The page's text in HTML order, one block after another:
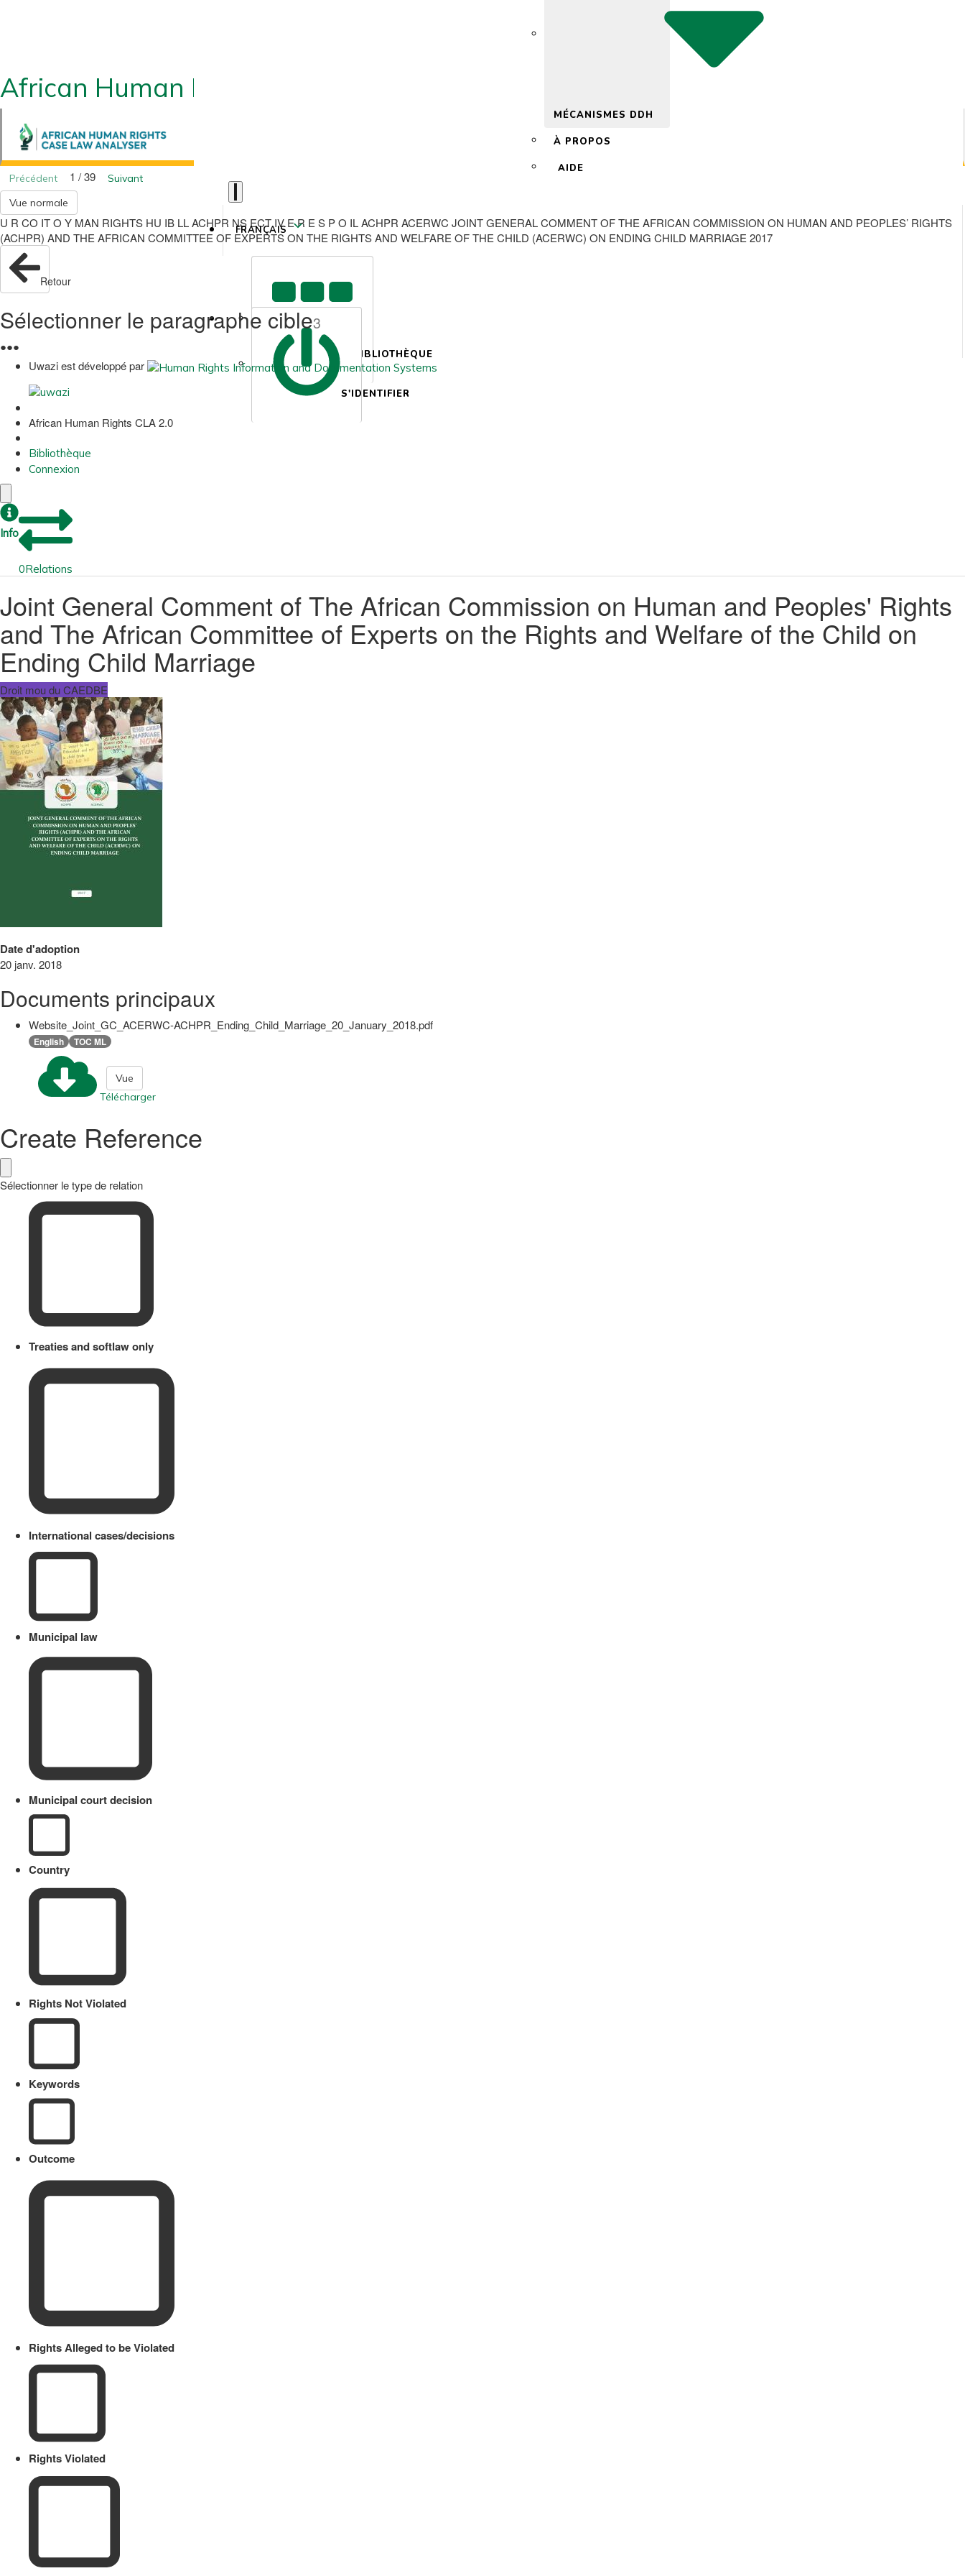
African Human Rights CLA 2.0
MÉCANISMES DDH
À PROPOS
AIDE
FRANÇAIS
BIBLIOTHÈQUE
S'IDENTIFIER
Précédent 1 / 39
Suivant
Vue normale
U R CO IT O Y MAN RIGHTS HU IB LL ACHPR NS ECT IV E R E S P O IL ACHPR ACERWC JOINT GENERAL COMMENT OF THE AFRICAN COMMISSION ON HUMAN AND PEOPLES’ RIGHTS
(ACHPR) AND THE AFRICAN COMMITTEE OF EXPERTS ON THE RIGHTS AND WELFARE OF THE CHILD (ACERWC) ON ENDING CHILD MARRIAGE 2017
Retour
Sélectionner le paragraphe cible3
●●●
Uwazi est développé par
African Human Rights CLA 2.0
Bibliothèque
Connexion
Info
0Relations
Joint General Comment of The African Commission on Human and Peoples' Rights
and The African Committee of Experts on the Rights and Welfare of the Child on
Ending Child Marriage
Droit mou du CAEDBE
Date d'adoption
20 janv. 2018
Documents principaux
Website_Joint_GC_ACERWC-ACHPR_Ending_Child_Marriage_20_January_2018.pdf
English TOC ML
Télécharger
Vue
Create Reference
Sélectionner le type de relation
Treaties and softlaw only
International cases/decisions
Municipal law
Municipal court decision
Country
Rights Not Violated
Keywords
Outcome
Rights Alleged to be Violated
Rights Violated